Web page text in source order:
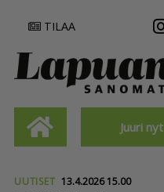
TILAA
Juuri nyt
UUTISET 13.4.2026 15.00